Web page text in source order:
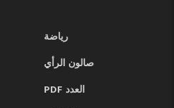
رياضة
صالون الرأي
العدد PDF